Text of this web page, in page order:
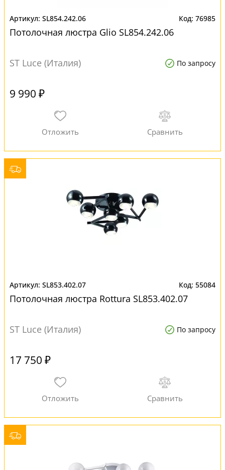
SL854.242.06 76985
Потолочная люстра Glio SL854.242.06
ST Luce (Италия) По запросу
9 990 ₽
SL853.402.07 55084
Потолочная люстра Rottura SL853.402.07
ST Luce (Италия) По запросу
17 750 ₽